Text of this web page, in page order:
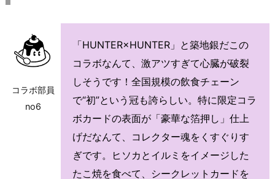
コラボ部員
no6
「HUNTER×HUNTER」と築地銀だこの
コラボなんて、激アツすぎて心臓が破裂
しそうです！全国規模の飲食チェーン
で“初”という冠も誇らしい。特に限定コラ
ボカードの表面が「豪華な箔押し」仕上
げだなんて、コレクター魂をくすぐりす
ぎです。ヒソカとイルミをイメージした
たこ焼を食べて、シークレットカードを